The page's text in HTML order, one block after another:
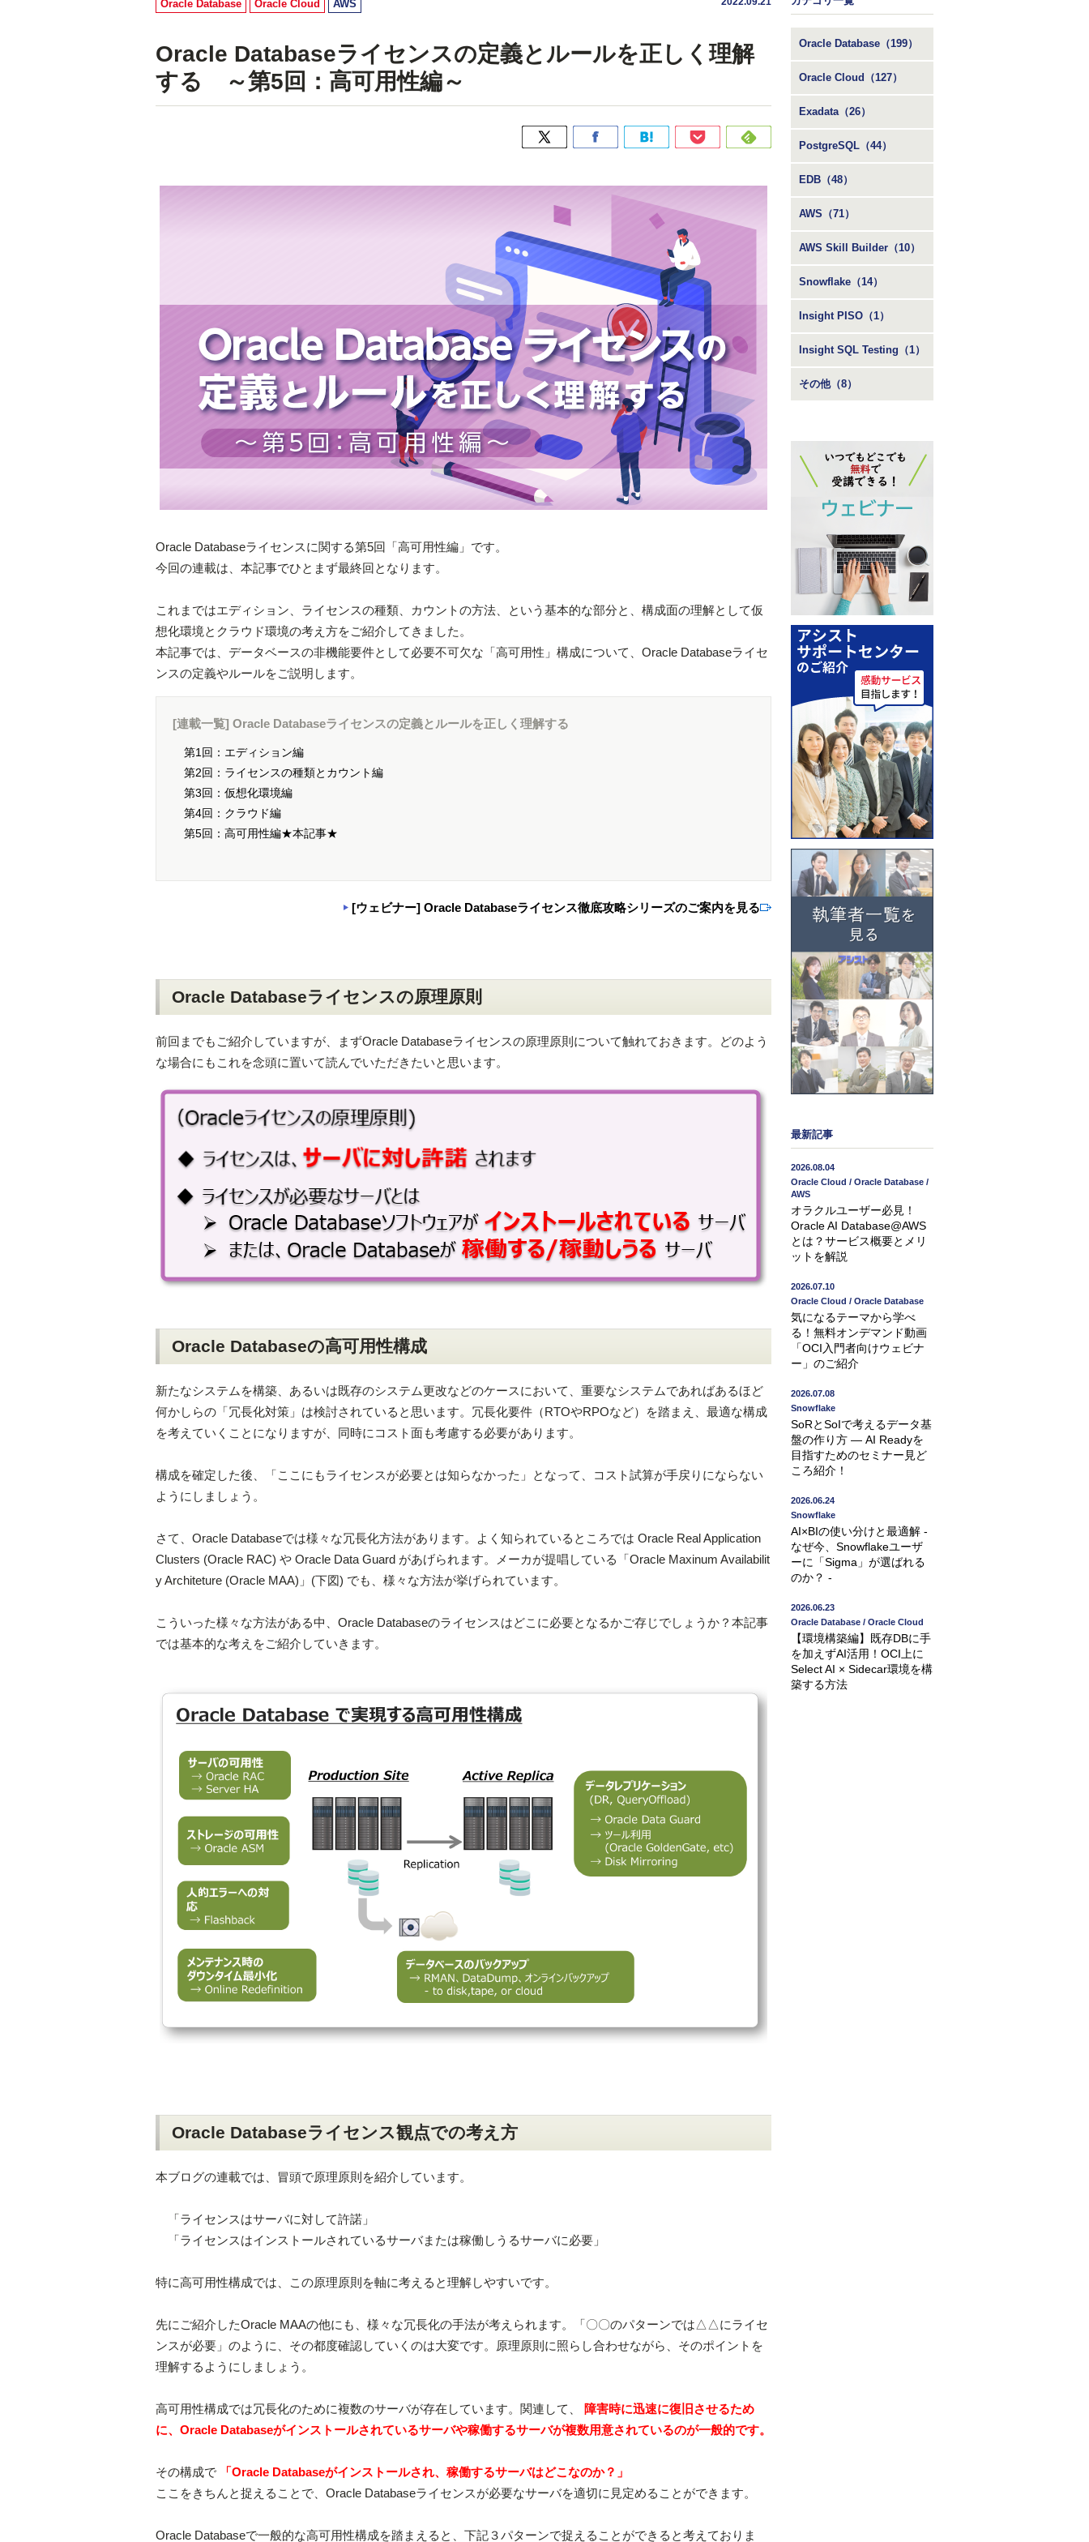
Oracle Database Oracle Cloud AWS
Oracle Databaseライセンスの定義とルールを正しく理解
する ～第5回：高可用性編～
Oracle Databaseライセンスに関する第5回「高可用性編」です。
今回の連載は、本記事でひとまず最終回となります。
これまではエディション、ライセンスの種類、カウントの方法、という基本的な部分と、構成面の理解として仮
想化環境とクラウド環境の考え方をご紹介してきました。
本記事では、データベースの非機能要件として必要不可欠な「高可用性」構成について、Oracle Databaseライセ
ンスの定義やルールをご説明します。
[連載一覧] Oracle Databaseライセンスの定義とルールを正しく理解する
第1回：エディション編
第2回：ライセンスの種類とカウント編
第3回：仮想化環境編
第4回：クラウド編
第5回：高可用性編★本記事★
[ウェビナー] Oracle Databaseライセンス徹底攻略シリーズのご案内を見る
Oracle Databaseライセンスの原理原則
前回までもご紹介していますが、まずOracle Databaseライセンスの原理原則について触れておきます。どのよう
な場合にもこれを念頭に置いて読んでいただきたいと思います。
Oracle Databaseの高可用性構成
新たなシステムを構築、あるいは既存のシステム更改などのケースにおいて、重要なシステムであればあるほど
何かしらの「冗長化対策」は検討されていると思います。冗長化要件（RTOやRPOなど）を踏まえ、最適な構成
を考えていくことになりますが、同時にコスト面も考慮する必要があります。
構成を確定した後、「ここにもライセンスが必要とは知らなかった」となって、コスト試算が手戻りにならない
ようにしましょう。
さて、Oracle Databaseでは様々な冗長化方法があります。よく知られているところでは Oracle Real Application
Clusters (Oracle RAC) や Oracle Data Guard があげられます。メーカが提唱している「Oracle Maxinum Availabilit
y Architeture (Oracle MAA)」(下図) でも、様々な方法が挙げられています。
こういった様々な方法がある中、Oracle Databaseのライセンスはどこに必要となるかご存じでしょうか？本記事
では基本的な考えをご紹介していきます。
Oracle Databaseライセンス観点での考え方
本ブログの連載では、冒頭で原理原則を紹介しています。
「ライセンスはサーバに対して許諾」
「ライセンスはインストールされているサーバまたは稼働しうるサーバに必要」
特に高可用性構成では、この原理原則を軸に考えると理解しやすいです。
先にご紹介したOracle MAAの他にも、様々な冗長化の手法が考えられます。「〇〇のパターンでは△△にライセ
ンスが必要」のように、その都度確認していくのは大変です。原理原則に照らし合わせながら、そのポイントを
理解するようにしましょう。
高可用性構成では冗長化のために複数のサーバが存在しています。関連して、
障害時に迅速に復旧させるため
に、Oracle Databaseがインストールされているサーバや稼働するサーバが複数用意されているのが一般的です。
その構成で
「Oracle Databaseがインストールされ、稼働するサーバはどこなのか？」
ここをきちんと捉えることで、Oracle Databaseライセンスが必要なサーバを適切に見定めることができます。
Oracle Databaseで一般的な高可用性構成を踏まえると、下記３パターンで捉えることができると考えておりま
Oracle Database（199）
Oracle Cloud（127）
Exadata（26）
PostgreSQL（44）
EDB（48）
AWS（71）
AWS Skill Builder（10）
Snowflake（14）
Insight PISO（1）
Insight SQL Testing（1）
その他（8）
最新記事
2026.08.04
Oracle Cloud / Oracle Database /
AWS
オラクルユーザー必見！
Oracle AI Database@AWS
とは？サービス概要とメリ
ットを解説
2026.07.10
Oracle Cloud / Oracle Database
気になるテーマから学べ
る！無料オンデマンド動画
「OCI入門者向けウェビナ
ー」のご紹介
2026.07.08
Snowflake
SoRとSoIで考えるデータ基
盤の作り方 ― AI Readyを
目指すためのセミナー見ど
ころ紹介！
2026.06.24
Snowflake
AI×BIの使い分けと最適解 -
なぜ今、Snowflakeユーザ
ーに「Sigma」が選ばれる
のか？ -
2026.06.23
Oracle Database / Oracle Cloud
【環境構築編】既存DBに手
を加えずAI活用！OCI上に
Select AI × Sidecar環境を構
築する方法